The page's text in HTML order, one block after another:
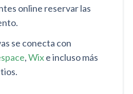
online reservar las
se conecta con
,Wixe incluso más